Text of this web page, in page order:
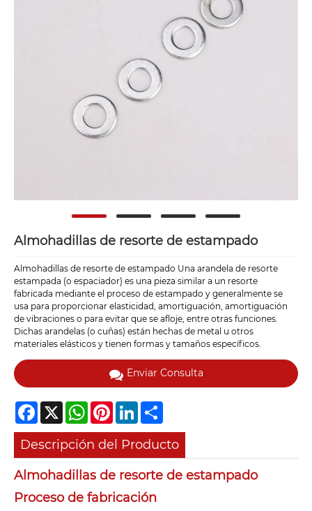
Almohadillas de resorte de estampado
Almohadillas de resorte de estampado Una arandela de resorte
estampada (o espaciador) es una pieza similar a un resorte
fabricada mediante el proceso de estampado y generalmente se
usa para proporcionar elasticidad, amortiguación, amortiguación
de vibraciones o para evitar que se afloje, entre otras funciones.
Dichas arandelas (o cuñas) están hechas de metal u otros
materiales elásticos y tienen formas y tamaños específicos.
Enviar Consulta
Facebook
X WhatsAppPinterestLinkedIn
Descripción del Producto
Almohadillas de resorte de estampado
Proceso de fabricación